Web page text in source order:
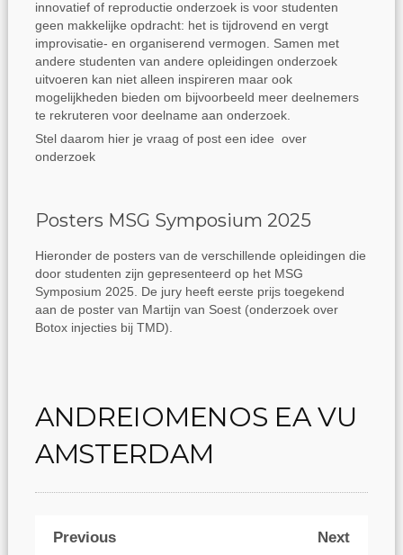
innovatief of reproductie onderzoek is voor studenten
geen makkelijke opdracht: het is tijdrovend en vergt
improvisatie- en organiserend vermogen. Samen met
andere studenten van andere opleidingen onderzoek
uitvoeren kan niet alleen inspireren maar ook
mogelijkheden bieden om bijvoorbeeld meer deelnemers
te rekruteren voor deelname aan onderzoek.
Stel daarom hier je vraag of post een idee over
onderzoek
Posters MSG Symposium 2025
Hieronder de posters van de verschillende opleidingen die
door studenten zijn gepresenteerd op het MSG
Symposium 2025. De jury heeft eerste prijs toegekend
aan de poster van Martijn van Soest (onderzoek over
Botox injecties bij TMD).
ANDREIOMENOS EA VU
AMSTERDAM
Previous Next